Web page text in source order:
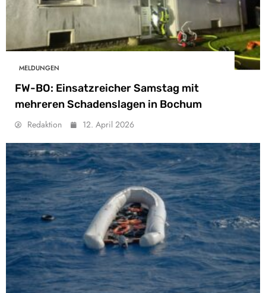
MELDUNGEN
FW-BO: Einsatzreicher Samstag mit
mehreren Schadenslagen in Bochum
Redaktion 12. April 2026